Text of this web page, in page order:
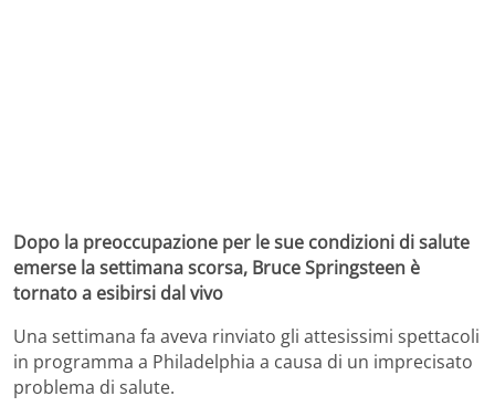
Dopo la preoccupazione per le sue condizioni di salute
emerse la settimana scorsa, Bruce Springsteen è
tornato a esibirsi dal vivo
Una settimana fa aveva rinviato gli attesissimi spettacoli
in programma a Philadelphia a causa di un imprecisato
problema di salute.